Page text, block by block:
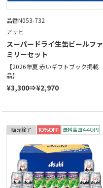
品番N053-732
アサヒ
スーパードライ生缶ビールファ
ミリーセット
【2026年夏 赤いギフトブック掲載
品】
¥3,300⇒¥2,970